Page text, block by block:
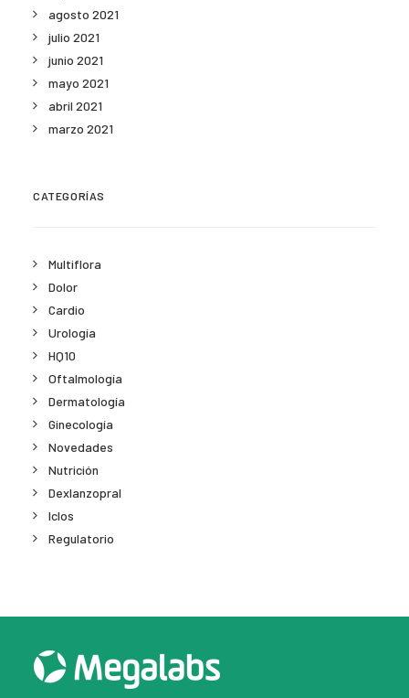
agosto 2021
julio 2021
junio 2021
mayo 2021
abril 2021
marzo 2021
CATEGORÍAS
Multiflora
Dolor
Cardio
Urología
HQ10
Oftalmología
Dermatología
Ginecología
Novedades
Nutrición
Dexlanzopral
Iclos
Regulatorio